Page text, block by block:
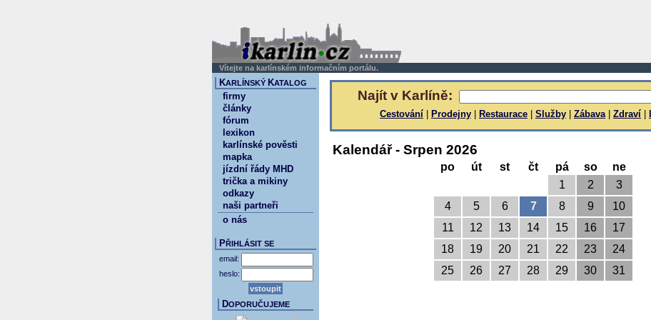
Vítejte na karlínském informačním portálu.
Najít v Karlíně:
Cestování Prodejny Restaurace Služby Zábava| Zdraví
Kalendář - Srpen 2026
po út st čt pá so
ne
1
2
3
4
5 6 7 8 9
10
11
12 13 14 15 16
17
18
19 20 21 22 23
24
25
26 27 28 29 30 31
KARLÍNSKÝ KATALOG
firmy
články
fórum
lexikon
karlínské pověsti
mapka
jízdní řády MHD
trička a mikiny
odkazy
naši partneři
o nás
PŘIHLÁSIT SE
email:
heslo:
DOPORUČUJEME